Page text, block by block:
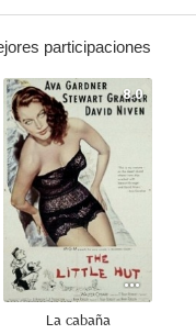
participaciones
8.0
La cabaña